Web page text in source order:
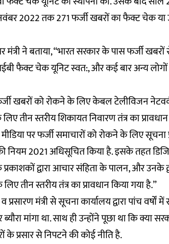
2022 तक 271 फर्जी खबरों का फैक्ट चेक या
ने बताया, “भारत सरकार के पास फर्जी
फैक्ट चेक यूनिट स्वत:, और कई बार अन्य लोगों
फर्जी खबरों को रोकने के लिए केबल टेलीविजन
तीन स्तरीय शिकायत निवारण तंत्र का
पर फर्जी समाचारों को रोकने के लिए सूचना
नियम 2021 अधिसूचित किया है. इसके तहत
द्वारा आचार संहिता के पालन, और उनके
तीन स्तरीय तंत्र का प्रावधान किया गया है.”
मंत्री से सूचना कार्यालय द्वारा पांच वर्षों
मांगा था. साथ ही उन्होंने पूछा था कि क्या
प्रसार से निपटने की कोई नीति है.